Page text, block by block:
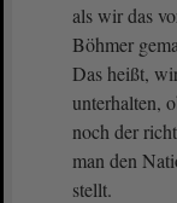
als wir das
Böhmer
Das heißt,
unterhalten,
noch der
man den
stellt.